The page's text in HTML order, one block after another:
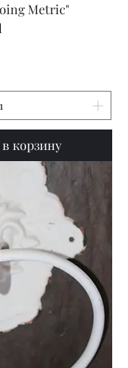
Metric"
корзину